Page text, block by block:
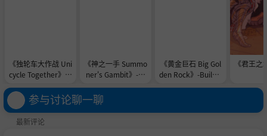
《独轮车大作战 Uni
cycle Together》-B
免安装-简中2.3GB
《神之一手 Summo
ner's Gambit》-TE
装-简中1.0GB
《黄金巨石 Big Gol
den Rock》-Build 2
《君王
参与讨论聊一聊
最新评论